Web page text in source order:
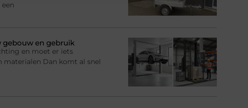
en gebruik
en moet er iets
materialen Dan komt al snel